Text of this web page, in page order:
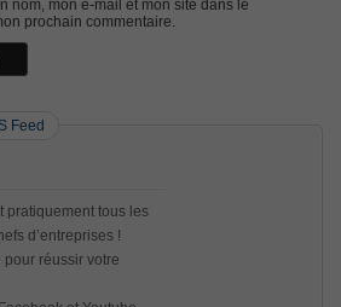
nom, mon e-mail et mon site dans le
prochain commentaire.
Feed
pratiquement tous les
d’entreprises !
réussir votre